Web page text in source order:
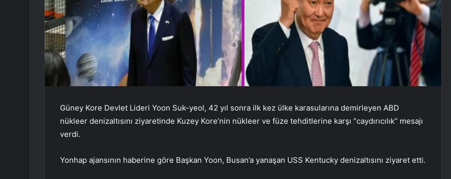
Güney Kore Devlet Lideri Yoon Suk-yeol, 42 yıl sonra ilk kez ülke karasularına demirleyen ABD
nükleer denizaltısını ziyaretinde Kuzey Kore’nin nükleer ve füze tehditlerine karşı “caydırıcılık” mesajı
verdi.
Yonhap ajansının haberine göre Başkan Yoon, Busan’a yanaşan USS Kentucky denizaltısını ziyaret etti.